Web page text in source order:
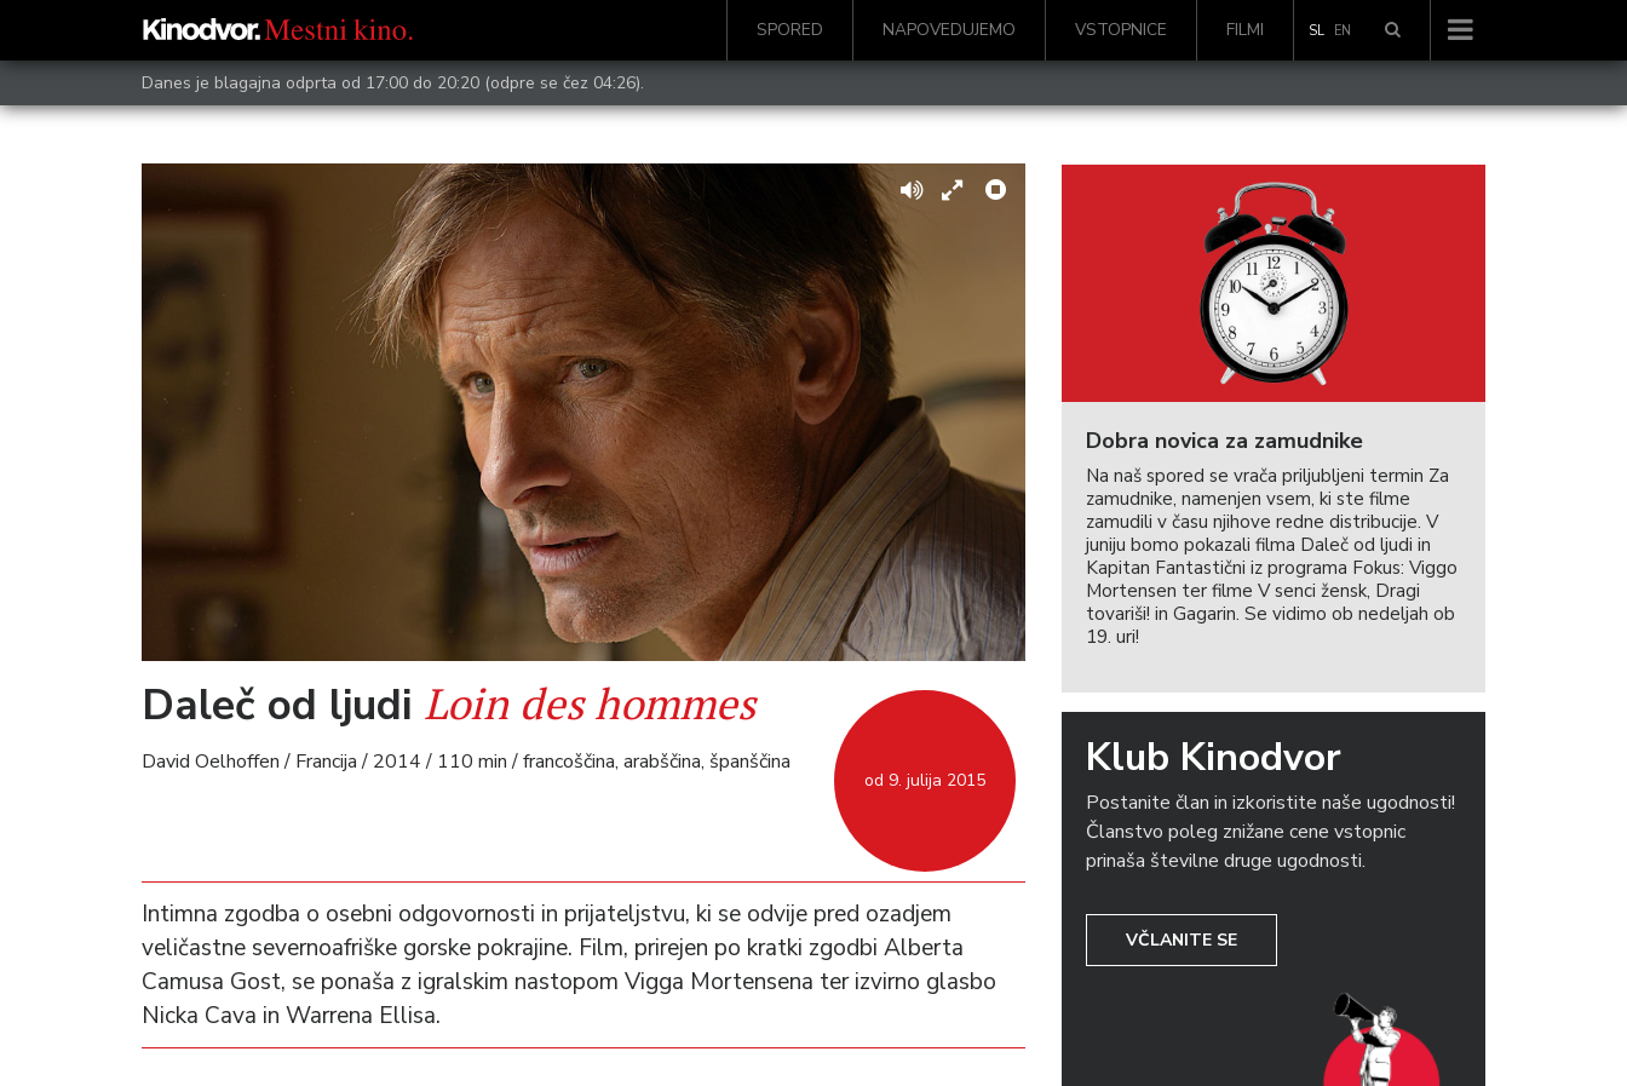
SPORED NAPOVEDUJEMO VSTOPNICE FILMI SL EN
Danes je blagajna odprta od 17:00 do 20:20 (odpre se čez 04:26).
od 9. julija 2015
Daleč od ljudi Loin des hommes
David Oelhoffen / Francija / 2014 / 110 min / francoščina, arabščina, španščina
Intimna zgodba o osebni odgovornosti in prijateljstvu, ki se odvije pred ozadjem
veličastne severnoafriške gorske pokrajine. Film, prirejen po kratki zgodbi Alberta
Camusa Gost, se ponaša z igralskim nastopom Vigga Mortensena ter izvirno glasbo
Nicka Cava in Warrena Ellisa.
Dobra novica za zamudnike
Na naš spored se vrača priljubljeni termin Za
zamudnike, namenjen vsem, ki ste filme
zamudili v času njihove redne distribucije. V
juniju bomo pokazali filma Daleč od ljudi in
Kapitan Fantastični iz programa Fokus: Viggo
Mortensen ter filme V senci žensk, Dragi
tovariši! in Gagarin. Se vidimo ob nedeljah ob
19. uri!
Klub Kinodvor
Postanite član in izkoristite naše ugodnosti!
Članstvo poleg znižane cene vstopnic
prinaša številne druge ugodnosti.
VČLANITE SE